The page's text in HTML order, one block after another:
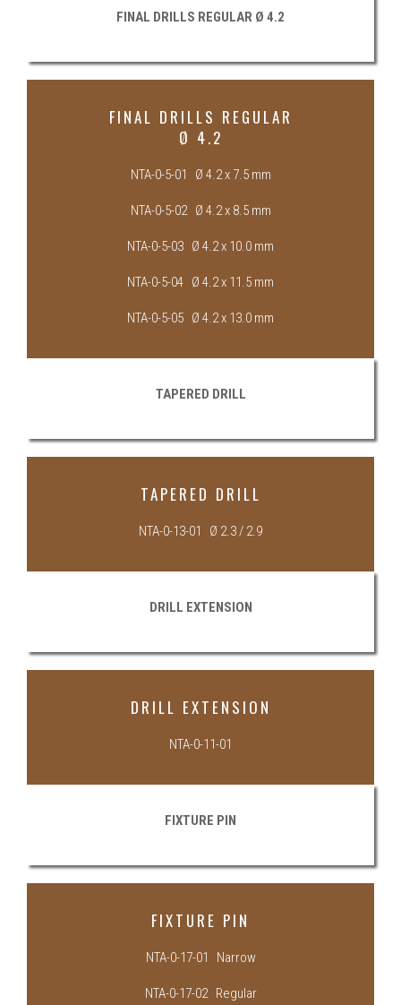
FINAL DRILLS REGULAR Ø 4.2
FINAL DRILLS REGULAR
Ø 4.2
NTA-0-5-01 Ø 4.2 x 7.5 mm
NTA-0-5-02 Ø 4.2 x 8.5 mm
NTA-0-5-03 Ø 4.2 x 10.0 mm
NTA-0-5-04 Ø 4.2 x 11.5 mm
NTA-0-5-05 Ø 4.2 x 13.0 mm
TAPERED DRILL
TAPERED DRILL
NTA-0-13-01 Ø 2.3 / 2.9
DRILL EXTENSION
DRILL EXTENSION
NTA-0-11-01
FIXTURE PIN
FIXTURE PIN
NTA-0-17-01 Narrow
NTA-0-17-02 Regular